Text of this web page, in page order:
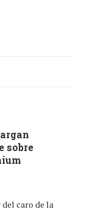
sobre
del caro de la